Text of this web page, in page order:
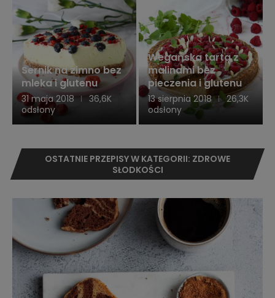
Sernik na zimno bez
mleka i glutenu
31 maja 2018
36,6K
odsłony
Wegańska tarta z
malinami bez
pieczenia i glutenu
13 sierpnia 2018
26,3K
odsłony
OSTATNIE PRZEPISY W KATEGORII: ZDROWE
SŁODKOŚCI